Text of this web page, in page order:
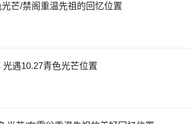
芒/禁阁重温先祖的回忆位置
遇10.27青色光芒位置